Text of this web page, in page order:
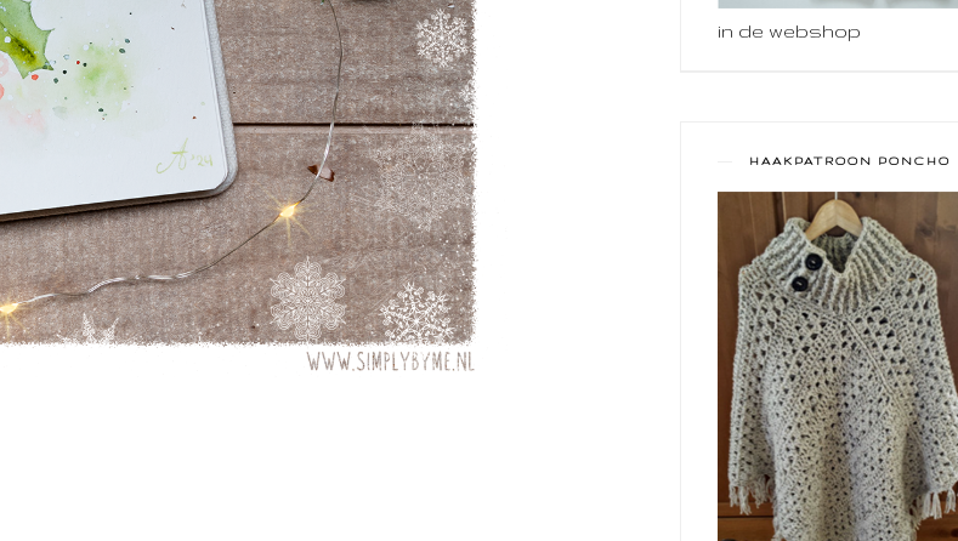
in de webshop
HAAKPATROON PONCHO